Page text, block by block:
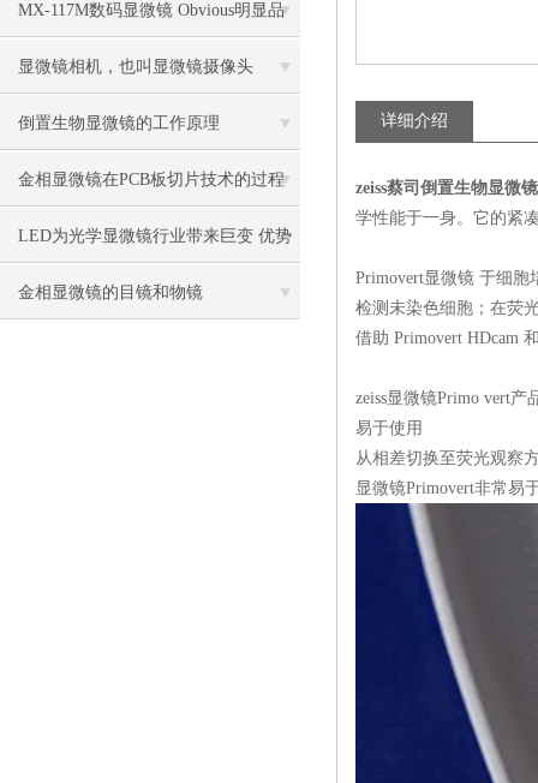
MX-117M数码显微镜 Obvious明显品
牌值得推荐
显微镜相机，也叫显微镜摄像头
倒置生物显微镜的工作原理
金相显微镜在PCB板切片技术的过程
控制中的作用
LED为光学显微镜行业带来巨变 优势
比传统卤素更明显
金相显微镜的目镜和物镜
详细介绍
zeiss蔡司倒置生物显微镜
学性能于一身。它的紧
Primovert显微镜 于细胞
检测未染色细胞；在荧
借助 Primovert HDcam
zeiss显微镜Primo vert产
易于使用
从相差切换至荧光观察
显微镜Primovert非常易